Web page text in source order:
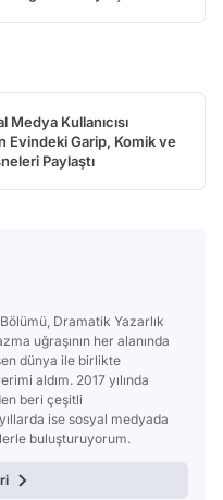
Medya Kullanıcısı
Evindeki Garip, Komik ve
Paylaştı
Dramatik Yazarlık
uğraşının her alanında
dünya ile birlikte
aldım. 2017 yılında
beri çeşitli
ise sosyal medyada
buluşturuyorum.